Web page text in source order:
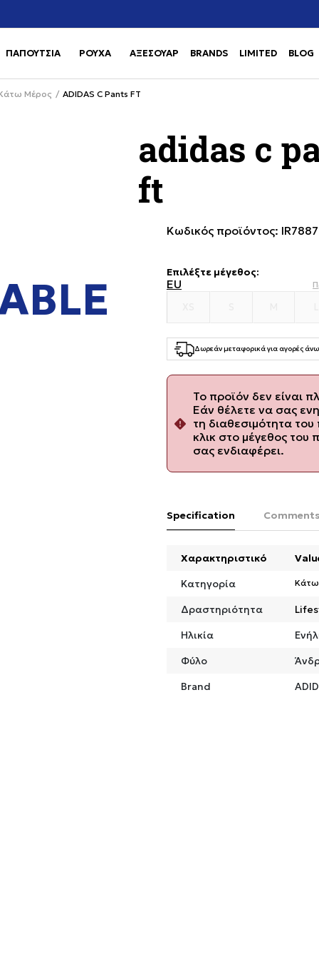
ΠΑΠΟΥΤΣΙΑ Use shift+Enter to open or close
ΡΟΥΧΑ Use shift+Enter to open or close
ΑΞΕΣΟΥΑΡ BRANDS LIMITED BLOG
Μέρος ADIDAS C Pants FT
adidas c
ft
Κωδικός προϊόντος: IR7887
Επιλέξτε μέγεθος:
EU
Δωρεάν μεταφορικά για αγορές
Το προϊόν δεν είναι
Εάν θέλετε να σας
τη διαθεσιμότητα
κλικ στο μέγεθος του
σας ενδιαφέρει.
Specification Comments
Χαρακτηριστικό
Κατηγορία
Δραστηριότητα
Ηλικία
Φύλο
Brand